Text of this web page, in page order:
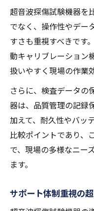
講習会で使
徴
効果的な研
技能向上に
び方
超音波探傷
ント
超音波探傷試験機器を
でなく、操作性やデー
すさも重視すべきです
動キャリブレーション
扱いやすく現場の作業
さらに、検査データの
器は、品質管理の記録
加えて、耐久性やバッ
比較ポイントであり、
で、現場の多様なニー
ます。
サポート体制重視の